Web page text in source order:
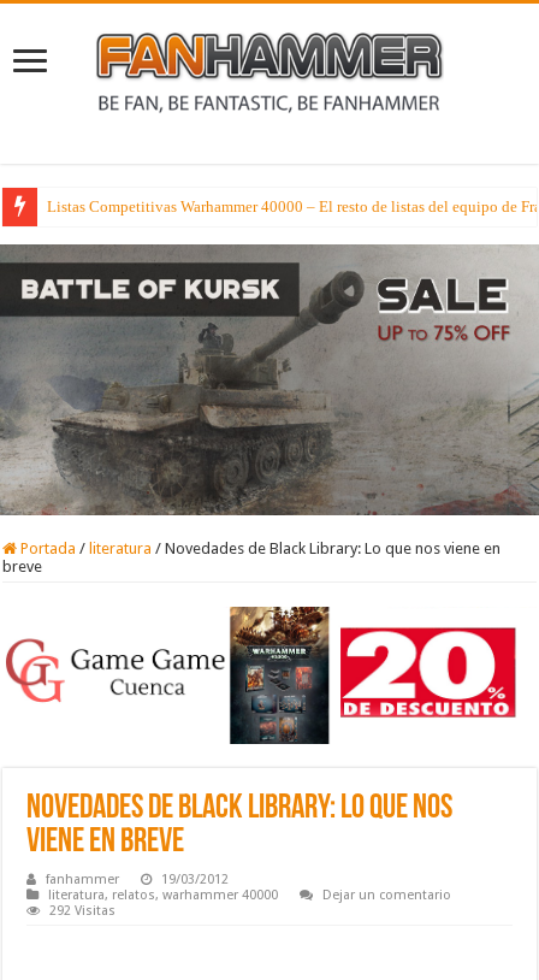
Disfrutando y recordando el Arte de Warhammer Age of Sigmar con las
Portada / literatura / Novedades de Black Library: Lo que nos viene en
breve
Novedades de Black Library: Lo que nos
viene en breve
fanhammer
19/03/2012
literatura, relatos,warhammer 40000
Dejar un comentario
292 Visitas